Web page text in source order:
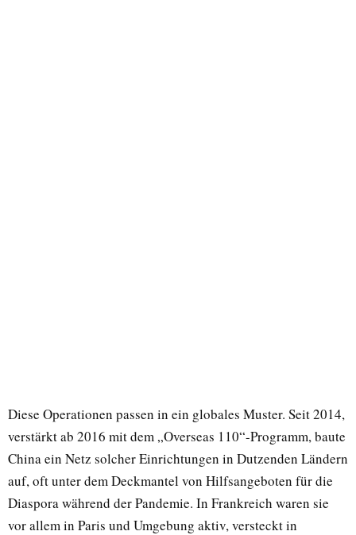
Diese Operationen passen in ein globales Muster. Seit 2014,
verstärkt ab 2016 mit dem „Overseas 110“-Programm, baute
China ein Netz solcher Einrichtungen in Dutzenden Ländern
auf, oft unter dem Deckmantel von Hilfsangeboten für die
Diaspora während der Pandemie. In Frankreich waren sie
vor allem in Paris und Umgebung aktiv, versteckt in